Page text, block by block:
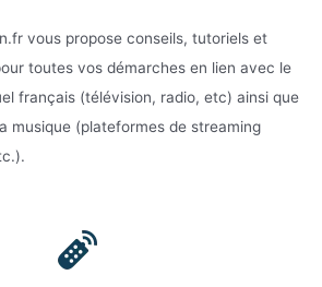
vous propose conseils, tutoriels et
toutes vos démarches en lien avec le
français (télévision, radio, etc) ainsi que
musique (plateformes de streaming